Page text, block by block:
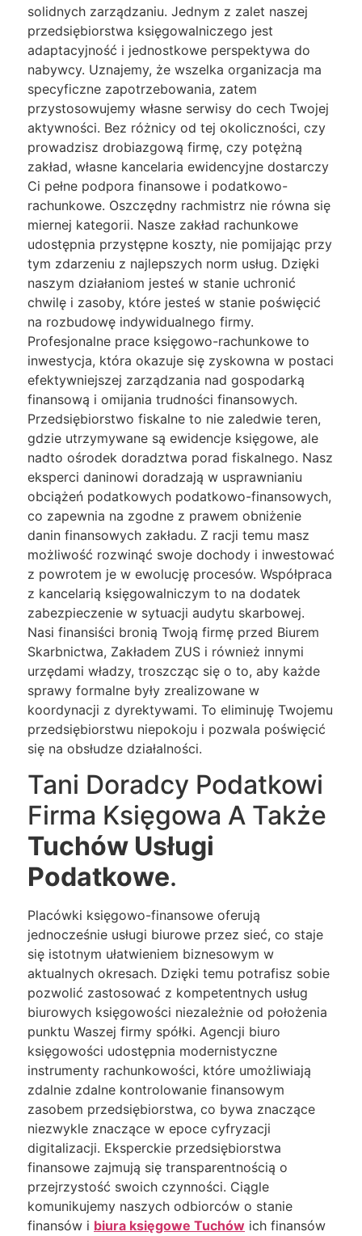
solidnych zarządzaniu. Jednym z zalet naszej
przedsiębiorstwa księgowalniczego jest
adaptacyjność i jednostkowe perspektywa do
nabywcy. Uznajemy, że wszelka organizacja ma
specyficzne zapotrzebowania, zatem
przystosowujemy własne serwisy do cech Twojej
aktywności. Bez różnicy od tej okoliczności, czy
prowadzisz drobiazgową firmę, czy potężną
zakład, własne kancelaria ewidencyjne dostarczy
Ci pełne podpora finansowe i podatkowo-
rachunkowe. Oszczędny rachmistrz nie równa się
miernej kategorii. Nasze zakład rachunkowe
udostępnia przystępne koszty, nie pomijając przy
tym zdarzeniu z najlepszych norm usług. Dzięki
naszym działaniom jesteś w stanie uchronić
chwilę i zasoby, które jesteś w stanie poświęcić
na rozbudowę indywidualnego firmy.
Profesjonalne prace księgowo-rachunkowe to
inwestycja, która okazuje się zyskowna w postaci
efektywniejszej zarządzania nad gospodarką
finansową i omijania trudności finansowych.
Przedsiębiorstwo fiskalne to nie zaledwie teren,
gdzie utrzymywane są ewidencje księgowe, ale
nadto ośrodek doradztwa porad fiskalnego. Nasz
eksperci daninowi doradzają w usprawnianiu
obciążeń podatkowych podatkowo-finansowych,
co zapewnia na zgodne z prawem obniżenie
danin finansowych zakładu. Z racji temu masz
możliwość rozwinąć swoje dochody i inwestować
z powrotem je w ewolucję procesów. Współpraca
z kancelarią księgowalniczym to na dodatek
zabezpieczenie w sytuacji audytu skarbowej.
Nasi finansiści bronią Twoją firmę przed Biurem
Skarbnictwa, Zakładem ZUS i również innymi
urzędami władzy, troszcząc się o to, aby każde
sprawy formalne były zrealizowane w
koordynacji z dyrektywami. To eliminuję Twojemu
przedsiębiorstwu niepokoju i pozwala poświęcić
się na obsłudze działalności.
Tani Doradcy Podatkowi
Firma Księgowa A Także
Tuchów Usługi
Podatkowe.
Placówki księgowo-finansowe oferują
jednocześnie usługi biurowe przez sieć, co staje
się istotnym ułatwieniem biznesowym w
aktualnych okresach. Dzięki temu potrafisz sobie
pozwolić zastosować z kompetentnych usług
biurowych księgowości niezależnie od położenia
punktu Waszej firmy spółki. Agencji biuro
księgowości udostępnia modernistyczne
instrumenty rachunkowości, które umożliwiają
zdalnie zdalne kontrolowanie finansowym
zasobem przedsiębiorstwa, co bywa znaczące
niezwykle znaczące w epoce cyfryzacji
digitalizacji. Eksperckie przedsiębiorstwa
finansowe zajmują się transparentnością o
przejrzystość swoich czynności. Ciągle
komunikujemy naszych odbiorców o stanie
finansów i biura księgowe Tuchów ich finansów